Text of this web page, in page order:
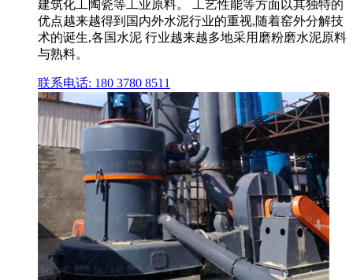
建筑化工陶瓷等工业原料。 工艺性能等方面以其独特的
优点越来越得到国内外水泥行业的重视,随着窑外分解技
术的诞生,各国水泥 行业越来越多地采用磨粉磨水泥原料
与熟料。
联系电话: 180 3780 8511